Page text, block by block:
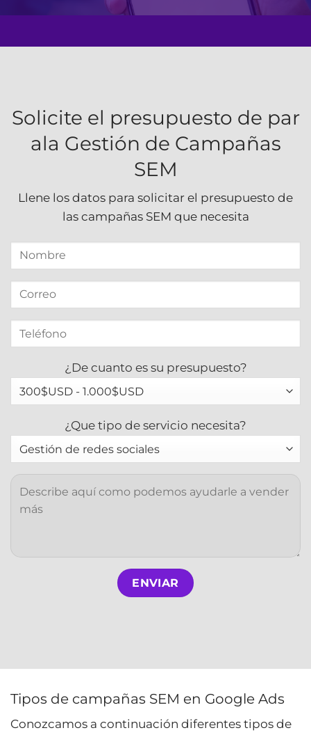
Solicite el presupuesto de par
ala Gestión de Campañas
SEM
Llene los datos para solicitar el presupuesto de
las campañas SEM que necesita
¿De cuanto es su presupuesto?
¿Que tipo de servicio necesita?
Tipos de campañas SEM en Google Ads
Conozcamos a continuación diferentes tipos de